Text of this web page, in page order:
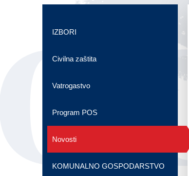
IZBORI
Civilna zaštita
Vatrogastvo
Program POS
Novosti
KOMUNALNO GOSPODARSTVO